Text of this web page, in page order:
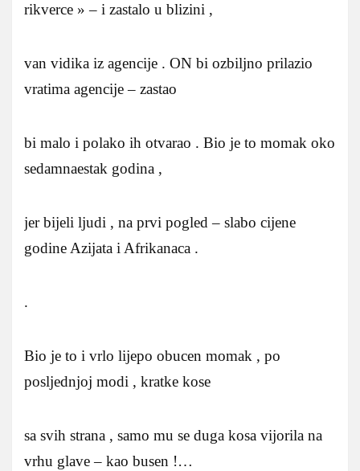
rikverce » – i zastalo u blizini ,
van vidika iz agencije . ON bi ozbiljno prilazio
vratima agencije – zastao
bi malo i polako ih otvarao . Bio je to momak oko
sedamnaestak godina ,
jer bijeli ljudi , na prvi pogled – slabo cijene
godine Azijata i Afrikanaca .
.
Bio je to i vrlo lijepo obucen momak , po
posljednjoj modi , kratke kose
sa svih strana , samo mu se duga kosa vijorila na
vrhu glave – kao busen !…